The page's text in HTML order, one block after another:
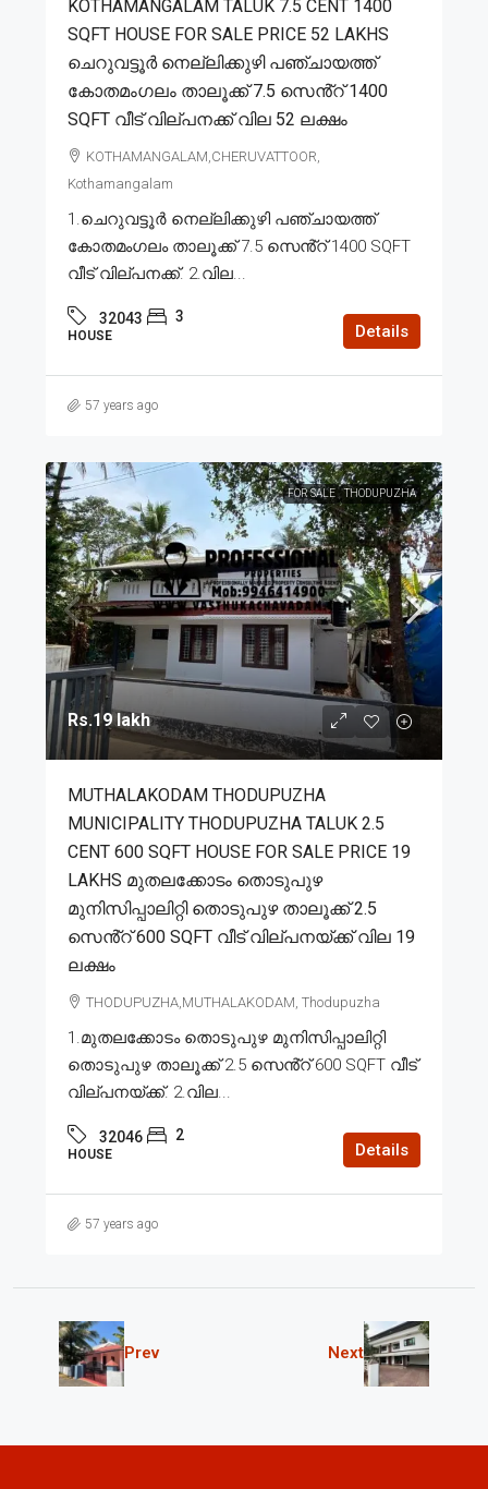
KOTHAMANGALAM TALUK 7.5 CENT 1400
SQFT HOUSE FOR SALE PRICE 52 LAKHS
ചെറുവട്ടൂർ നെല്ലിക്കുഴി പഞ്ചായത്ത്
കോതമംഗലം താലൂക്ക് 7.5 സെൻ്റ് 1400
SQFT വീട് വില്പനക്ക് വില 52 ലക്ഷം
KOTHAMANGALAM,CHERUVATTOOR,
Kothamangalam
1.ചെറുവട്ടൂർ നെല്ലിക്കുഴി പഞ്ചായത്ത്
കോതമംഗലം താലൂക്ക് 7.5 സെൻ്റ് 1400 SQFT
വീട് വില്പനക്ക്. 2.വില...
32043 3
HOUSE Details
57 years ago
FOR SALE THODUPUZHA
Rs.19 lakh
MUTHALAKODAM THODUPUZHA
MUNICIPALITY THODUPUZHA TALUK 2.5
CENT 600 SQFT HOUSE FOR SALE PRICE 19
LAKHS മുതലക്കോടം തൊടുപുഴ
മുനിസിപ്പാലിറ്റി തൊടുപുഴ താലൂക്ക് 2.5
സെൻ്റ് 600 SQFT വീട് വില്പനയ്ക്ക് വില 19
ലക്ഷം
THODUPUZHA,MUTHALAKODAM, Thodupuzha
1.മുതലക്കോടം തൊടുപുഴ മുനിസിപ്പാലിറ്റി
തൊടുപുഴ താലൂക്ക് 2.5 സെൻ്റ് 600 SQFT വീട്
വില്പനയ്ക്ക്. 2.വില...
32046 2
HOUSE Details
57 years ago
Prev Next